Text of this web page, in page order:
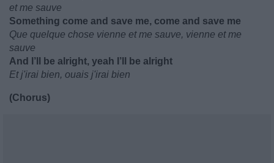
et me sauve
Something come and save me, come and save me
Que quelque chose vienne et me sauve, vienne et me
sauve
And I’ll be alright, yeah I’ll be alright
Et j'irai bien, ouais j'irai bien
(Chorus)